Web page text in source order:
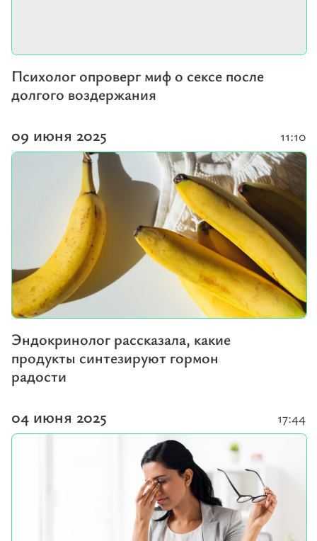
Психолог опроверг миф о сексе после
долгого воздержания
09 июня 2025
Эндокринолог рассказала, какие
продукты синтезируют гормон
радости
11:10
04 июня 2025 17:44